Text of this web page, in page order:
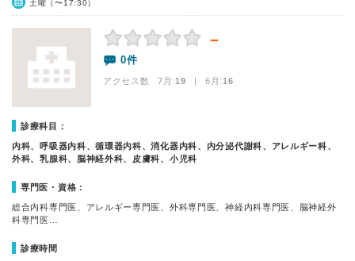
土曜（〜17:30）
－
0件
アクセス数 7月:19 | 6月:16
診療科目：
内科、呼吸器内科、循環器内科、消化器内科、内分泌代謝科、アレルギー科、
外科、乳腺科、脳神経外科、皮膚科、小児科
専門医・資格：
総合内科専門医、アレルギー専門医、外科専門医、神経内科専門医、脳神経外
科専門医…
診療時間